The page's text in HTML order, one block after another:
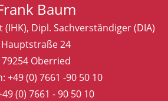
Baum
Dipl. Sachverständiger (DIA)
Hauptstraße 24
79254 Oberried
+49 (0) 7661 -90 50 10
(0) 7661 - 90 50 10